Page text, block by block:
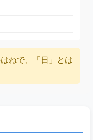
ねで、「日」とは